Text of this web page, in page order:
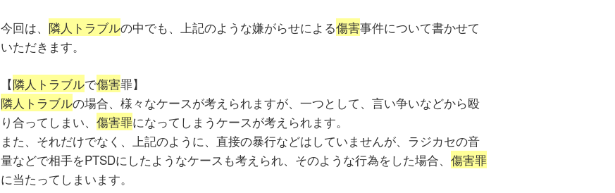
今回は、 隣人トラブルの中でも、上記のような嫌がらせによる傷害事件について書かせて
いただきます。
【隣人トラブルで傷害罪】
隣人トラブルの場合、様々なケースが考えられますが、一つとして、言い争いなどから殴
り合ってしまい、 傷害罪になってしまうケースが考えられます。
また、それだけでなく、上記のように、直接の暴行などはしていませんが、ラジカセの音
量などで相手をPTSDにしたようなケースも考えられ、そのような行為をした場合、 傷害罪
に当たってしまいます。